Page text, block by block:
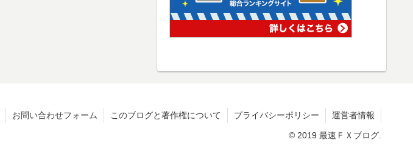
お問い合わせフォーム このブログと著作権について プライバシーポリシー 運営者情報
© 2019 最速ＦＸブログ.